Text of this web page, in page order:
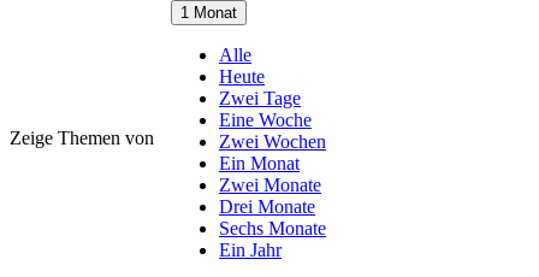
Zeige Themen von
1 Monat
Alle
Heute
Zwei Tage
Eine Woche
Zwei Wochen
Ein Monat
Zwei Monate
Drei Monate
Sechs Monate
Ein Jahr